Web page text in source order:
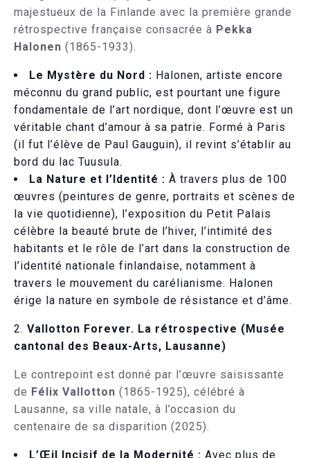
majestueux de la Finlande avec la première grande
rétrospective française consacrée à Pekka
Halonen (1865-1933).
Le Mystère du Nord : Halonen, artiste encore
méconnu du grand public, est pourtant une figure
fondamentale de l’art nordique, dont l’œuvre est un
véritable chant d’amour à sa patrie. Formé à Paris
(il fut l’élève de Paul Gauguin), il revint s’établir au
bord du lac Tuusula.
La Nature et l’Identité : À travers plus de 100
œuvres (peintures de genre, portraits et scènes de
la vie quotidienne), l’exposition du Petit Palais
célèbre la beauté brute de l’hiver, l’intimité des
habitants et le rôle de l’art dans la construction de
l’identité nationale finlandaise, notamment à
travers le mouvement du carélianisme. Halonen
érige la nature en symbole de résistance et d’âme.
Vallotton Forever. La rétrospective (Musée
cantonal des Beaux-Arts, Lausanne)
Le contrepoint est donné par l’œuvre saisissante
de Félix Vallotton (1865-1925), célébré à
Lausanne, sa ville natale, à l’occasion du
centenaire de sa disparition (2025).
L’Œil Incisif de la Modernité : Avec plus de